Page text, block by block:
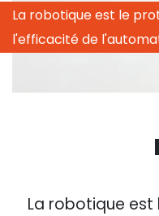
La robotique est le
l'efficacité de
La robotique